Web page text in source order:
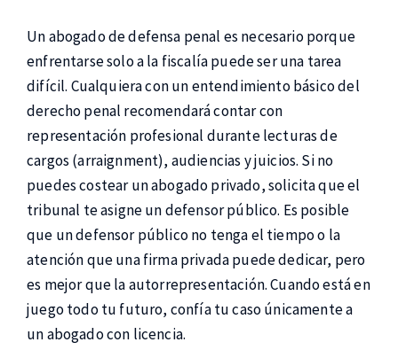
Un abogado de defensa penal es necesario porque
enfrentarse solo a la fiscalía puede ser una tarea
difícil. Cualquiera con un entendimiento básico del
derecho penal recomendará contar con
representación profesional durante lecturas de
cargos (arraignment), audiencias y juicios. Si no
puedes costear un abogado privado, solicita que el
tribunal te asigne un defensor público. Es posible
que un defensor público no tenga el tiempo o la
atención que una firma privada puede dedicar, pero
es mejor que la autorrepresentación. Cuando está en
juego todo tu futuro, confía tu caso únicamente a
un abogado con licencia.